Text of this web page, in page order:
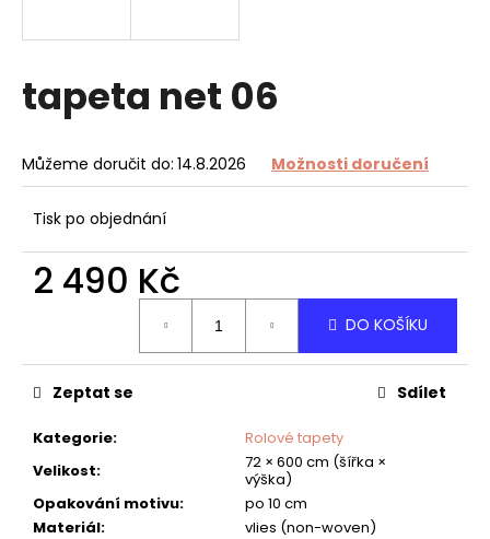
tapeta net 06
Můžeme doručit do: 14.8.2026 Možnosti doručení
Tisk po objednání
2 490 Kč
DO KOŠÍKU
Kategorie:
Rolové tapety
Velikost:
72 × 600 cm (šířka ×
výška)
Opakování motivu:
po 10 cm
Materiál: vlies (non-woven)
Zeptat se Sdílet
í
t
HLEDAT
o
p
u
č
u